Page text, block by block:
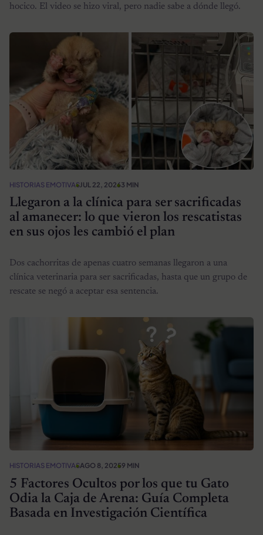
hocico. El video se hizo viral, pero nadie sabe a dónde llegó.
HISTORIAS EMOTIVASJUL 22, 20263 MIN
Llegaron a la clínica para ser sacrificadas
al amanecer: lo que vieron los rescatistas
en sus ojos les cambió el plan
Dos cachorritas de apenas cuatro semanas llegaron a una
clínica veterinaria para ser sacrificadas, hasta que un grupo de
rescate se negó a aceptar esa sentencia.
HISTORIAS EMOTIVASAGO 8, 20259 MIN
5 Factores Ocultos por los que tu Gato
Odia la Caja de Arena: Guía Completa
Basada en Investigación Científica